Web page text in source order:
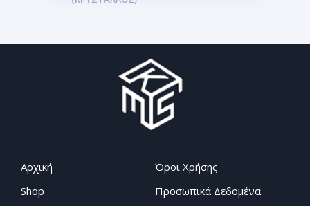
Αρχική
Shop
Όροι Χρήσης
Προσωπικά Δεδομένα